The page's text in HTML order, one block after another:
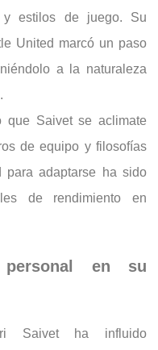
y estilos de juego. Su
United marcó un paso
a la naturaleza
que Saivet se aclimate
de equipo y filosofías
para adaptarse ha sido
de rendimiento en
en su
Saivet ha influido